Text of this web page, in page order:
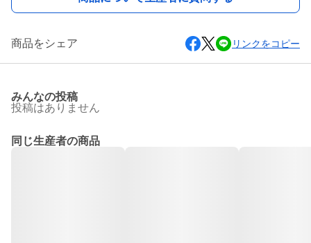
商品をシェア リンクをコピー
みんなの投稿
投稿はありません
同じ生産者の商品